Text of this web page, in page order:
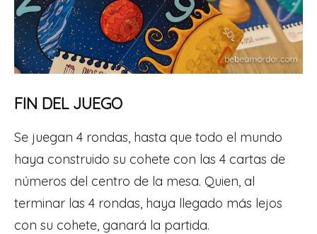
FIN DEL JUEGO
Se juegan 4 rondas, hasta que todo el mundo
haya construido su cohete con las 4 cartas de
números del centro de la mesa. Quien, al
terminar las 4 rondas, haya llegado más lejos
con su cohete, ganará la partida.